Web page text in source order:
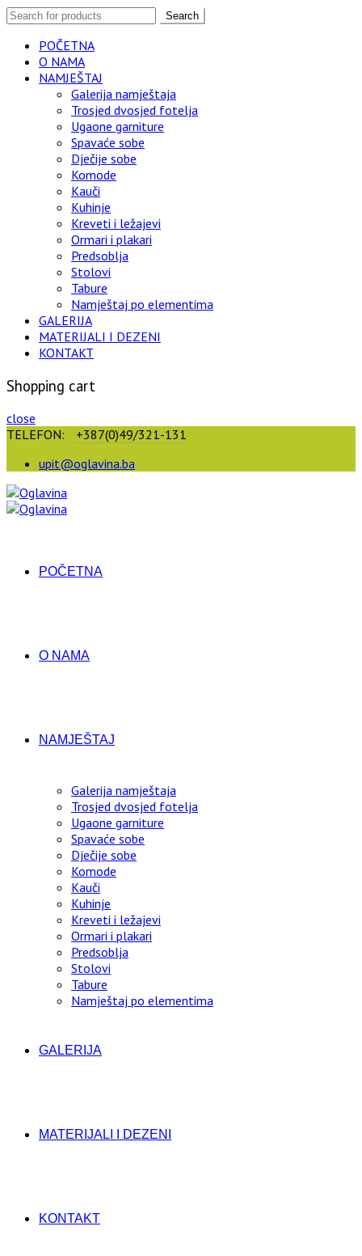
Search
POČETNA
O NAMA
NAMJEŠTAJ
Galerija namještaja
Trosjed dvosjed fotelja
Ugaone garniture
Spavaće sobe
Dječije sobe
Komode
Kauči
Kuhinje
Kreveti i ležajevi
Ormari i plakari
Predsoblja
Stolovi
Tabure
Namještaj po elementima
GALERIJA
MATERIJALI I DEZENI
KONTAKT
Shopping cart
close
TELEFON:
+387(0)49/321-131
upit@oglavina.ba
POČETNA
O NAMA
NAMJEŠTAJ
Galerija namještaja
Trosjed dvosjed fotelja
Ugaone garniture
Spavaće sobe
Dječije sobe
Komode
Kauči
Kuhinje
Kreveti i ležajevi
Ormari i plakari
Predsoblja
Stolovi
Tabure
Namještaj po elementima
GALERIJA
MATERIJALI I DEZENI
KONTAKT